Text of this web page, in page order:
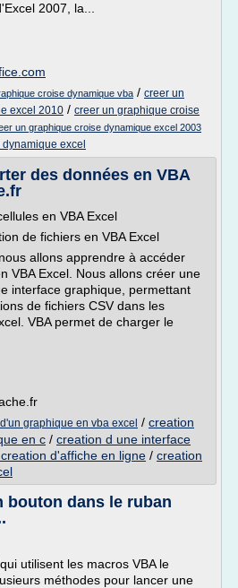
2007, la...
croise dynamique vba / creer un
excel 2010 / creer un graphique croise
un graphique croise dynamique excel 2003
excel
des données en VBA
en VBA Excel
de fichiers en VBA Excel
allons apprendre à accéder
VBA Excel. Nous allons créer une
interface graphique, permettant
de fichiers CSV dans les
VBA permet de charger le
graphique en vba excel / creation
en c / creation d une interface
d'affiche en ligne / creation
bouton dans le ruban
utilisent les macros VBA le
méthodes pour lancer une